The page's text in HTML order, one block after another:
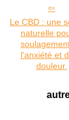
Le CBD : une
naturelle
l'anxiété et
douleur.